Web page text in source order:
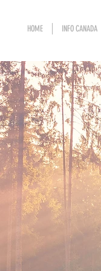
HOME INFO CANADA